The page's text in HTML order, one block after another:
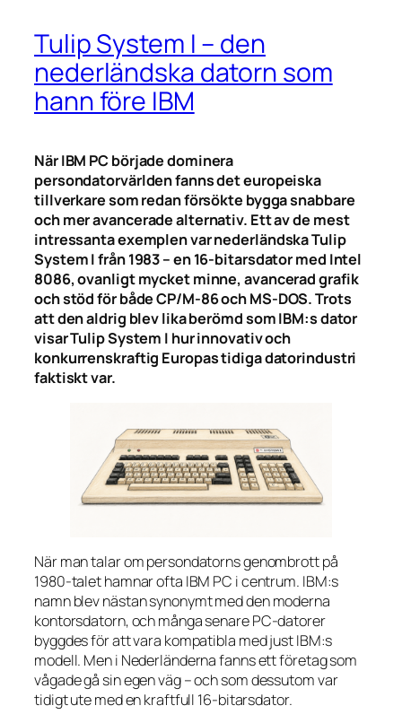
Tulip System I – den
nederländska datorn som
hann före IBM
När IBM PC började dominera
persondatorvärlden fanns det europeiska
tillverkare som redan försökte bygga snabbare
och mer avancerade alternativ. Ett av de mest
intressanta exemplen var nederländska Tulip
System I från 1983 – en 16-bitarsdator med Intel
8086, ovanligt mycket minne, avancerad grafik
och stöd för både CP/M-86 och MS-DOS. Trots
att den aldrig blev lika berömd som IBM:s dator
visar Tulip System I hur innovativ och
konkurrenskraftig Europas tidiga datorindustri
faktiskt var.
När man talar om persondatorns genombrott på
1980-talet hamnar ofta IBM PC i centrum. IBM:s
namn blev nästan synonymt med den moderna
kontorsdatorn, och många senare PC-datorer
byggdes för att vara kompatibla med just IBM:s
modell. Men i Nederländerna fanns ett företag som
vågade gå sin egen väg – och som dessutom var
tidigt ute med en kraftfull 16-bitarsdator.